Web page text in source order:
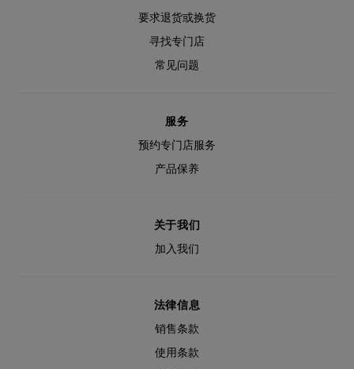
要求退货或换货
寻找专门店
常见问题
服务
预约专门店服务
产品保养
关于我们
加入我们
法律信息
销售条款
使用条款